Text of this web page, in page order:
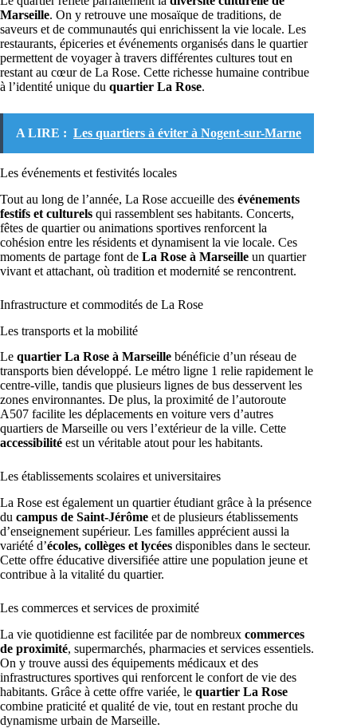
Marseille. On y retrouve une mosaïque de traditions, de
saveurs et de communautés qui enrichissent la vie locale. Les
restaurants, épiceries et événements organisés dans le quartier
permettent de voyager à travers différentes cultures tout en
restant au cœur de La Rose. Cette richesse humaine contribue
à l’identité unique du quartier La Rose.
A LIRE : Les quartiers à éviter à Nogent-sur-Marne
Les événements et festivités locales
Tout au long de l’année, La Rose accueille des événements
festifs et culturels qui rassemblent ses habitants. Concerts,
fêtes de quartier ou animations sportives renforcent la
cohésion entre les résidents et dynamisent la vie locale. Ces
moments de partage font de La Rose à Marseille un quartier
vivant et attachant, où tradition et modernité se rencontrent.
Infrastructure et commodités de La Rose
Les transports et la mobilité
Le quartier La Rose à Marseille bénéficie d’un réseau de
transports bien développé. Le métro ligne 1 relie rapidement le
centre-ville, tandis que plusieurs lignes de bus desservent les
zones environnantes. De plus, la proximité de l’autoroute
A507 facilite les déplacements en voiture vers d’autres
quartiers de Marseille ou vers l’extérieur de la ville. Cette
accessibilité est un véritable atout pour les habitants.
Les établissements scolaires et universitaires
La Rose est également un quartier étudiant grâce à la présence
du campus de Saint-Jérôme et de plusieurs établissements
d’enseignement supérieur. Les familles apprécient aussi la
variété d’écoles, collèges et lycées disponibles dans le secteur.
Cette offre éducative diversifiée attire une population jeune et
contribue à la vitalité du quartier.
Les commerces et services de proximité
La vie quotidienne est facilitée par de nombreux commerces
de proximité, supermarchés, pharmacies et services essentiels.
On y trouve aussi des équipements médicaux et des
infrastructures sportives qui renforcent le confort de vie des
habitants. Grâce à cette offre variée, le quartier La Rose
combine praticité et qualité de vie, tout en restant proche du
dynamisme urbain de Marseille.